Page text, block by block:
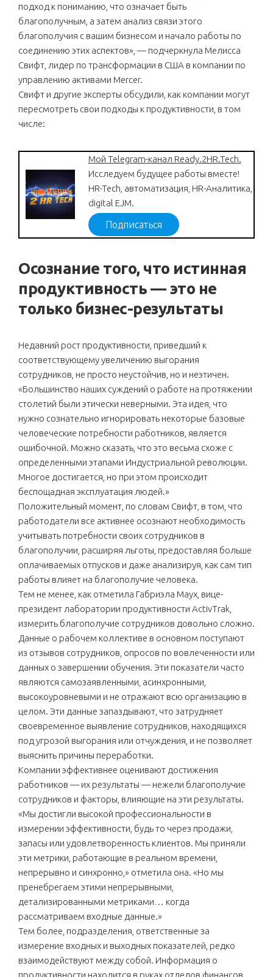
подход к пониманию, что означает быть
благополучным, а затем анализ связи этого
благополучия с вашим бизнесом и начало работы по
соединению этих аспектов», — подчеркнула Мелисса
Свифт, лидер по трансформации в США в компании по
управлению активами Mercer.
Свифт и другие эксперты обсудили, как компании могут
пересмотреть свои подходы к продуктивности, в том
числе:
Мой Telegram-канал Ready.2HR.Tech.
Исследуем будущее работы вместе!
HR-Tech, автоматизация, HR-Аналитика,
digital EJM.
Подписаться
Осознание того, что истинная
продуктивность — это не
только бизнес-результаты
Недавний рост продуктивности, приведший к
соответствующему увеличению выгорания
сотрудников, не просто неустойчив, но и неэтичен.
«Большинство наших суждений о работе на протяжении
столетий были этически неверными. Эта идея, что
нужно сознательно игнорировать некоторые базовые
человеческие потребности работников, является
ошибочной. Можно сказать, что это весьма схоже с
определенными этапами Индустриальной революции.
Многое достигается, но при этом происходит
беспощадная эксплуатация людей.»
Положительный момент, по словам Свифт, в том, что
работодатели все активнее осознают необходимость
учитывать потребности своих сотрудников в
благополучии, расширяя льготы, предоставляя больше
оплачиваемых отпусков и даже анализируя, как сам тип
работы влияет на благополучие человека.
Тем не менее, как отметила Габриэла Маух, вице-
президент лаборатории продуктивности ActivTrak,
измерить благополучие сотрудников довольно сложно.
Данные о рабочем коллективе в основном поступают
из отзывов сотрудников, опросов по вовлеченности или
данных о завершении обучения. Эти показатели часто
являются самозаявленными, асинхронными,
высокоуровневыми и не отражают всю организацию в
целом. Эти данные запаздывают, что затрудняет
своевременное выявление сотрудников, находящихся
под угрозой выгорания или отчуждения, и не позволяет
выяснить причины переработки.
Компании эффективнее оценивают достижения
работников — их результаты — нежели благополучие
сотрудников и факторы, влияющие на эти результаты.
«Мы достигли высокой профессиональности в
измерении эффективности, будь то через продажи,
запасы или удовлетворенность клиентов. Мы приняли
эти метрики, работающие в реальном времени,
непрерывно и синхронно,» отметила она. «Но мы
пренебрегаем этими непрерывными,
детализированными метриками… когда
рассматриваем входные данные.»
Тем более, подразделения, ответственные за
измерение входных и выходных показателей, редко
взаимодействуют между собой. Информация о
продуктивности находится в руках отделов финансов,